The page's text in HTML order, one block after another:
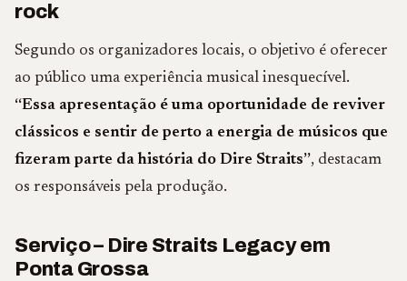
rock
Segundo os organizadores locais, o objetivo é oferecer
ao público uma experiência musical inesquecível.
“Essa apresentação é uma oportunidade de reviver
clássicos e sentir de perto a energia de músicos que
fizeram parte da história do Dire Straits”, destacam
os responsáveis pela produção.
Serviço – Dire Straits Legacy em
Ponta Grossa